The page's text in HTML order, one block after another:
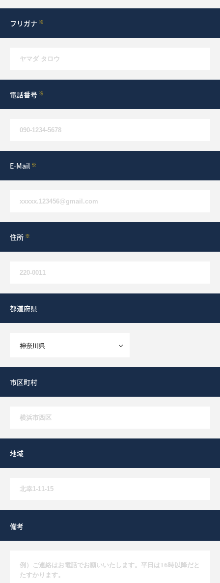
フリガナ ※
電話番号 ※
E-Mail ※
住所 ※
都道府県
市区町村
地域
備考